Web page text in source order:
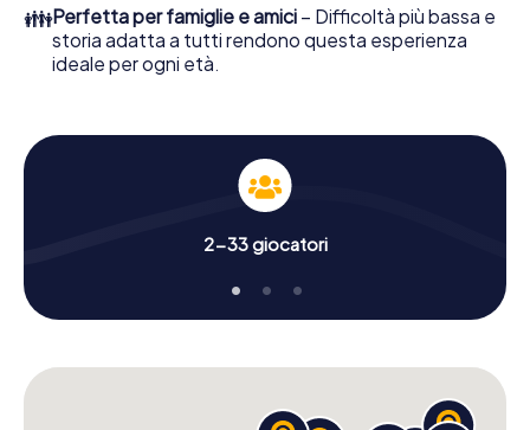
👪Perfetta per famiglie e amici – Difficoltà più bassa e
storia adatta a tutti rendono questa esperienza
ideale per ogni età.
2-33 giocatori